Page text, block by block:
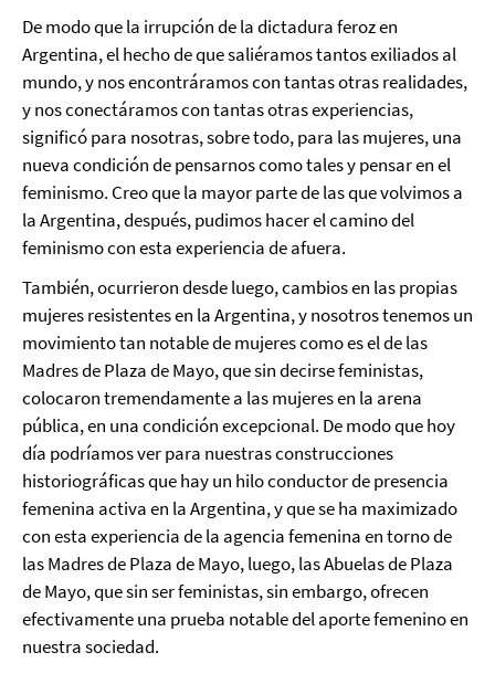
De modo que la irrupción de la dictadura feroz en
Argentina, el hecho de que saliéramos tantos exiliados al
mundo, y nos encontráramos con tantas otras realidades,
y nos conectáramos con tantas otras experiencias,
significó para nosotras, sobre todo, para las mujeres, una
nueva condición de pensarnos como tales y pensar en el
feminismo. Creo que la mayor parte de las que volvimos a
la Argentina, después, pudimos hacer el camino del
feminismo con esta experiencia de afuera.
También, ocurrieron desde luego, cambios en las propias
mujeres resistentes en la Argentina, y nosotros tenemos un
movimiento tan notable de mujeres como es el de las
Madres de Plaza de Mayo, que sin decirse feministas,
colocaron tremendamente a las mujeres en la arena
pública, en una condición excepcional. De modo que hoy
día podríamos ver para nuestras construcciones
historiográficas que hay un hilo conductor de presencia
femenina activa en la Argentina, y que se ha maximizado
con esta experiencia de la agencia femenina en torno de
las Madres de Plaza de Mayo, luego, las Abuelas de Plaza
de Mayo, que sin ser feministas, sin embargo, ofrecen
efectivamente una prueba notable del aporte femenino en
nuestra sociedad.